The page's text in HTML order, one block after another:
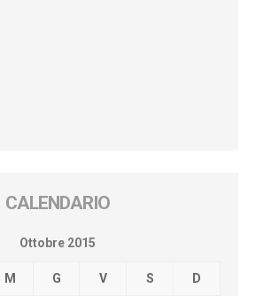
CALENDARIO
Ottobre 2015
M G V S D